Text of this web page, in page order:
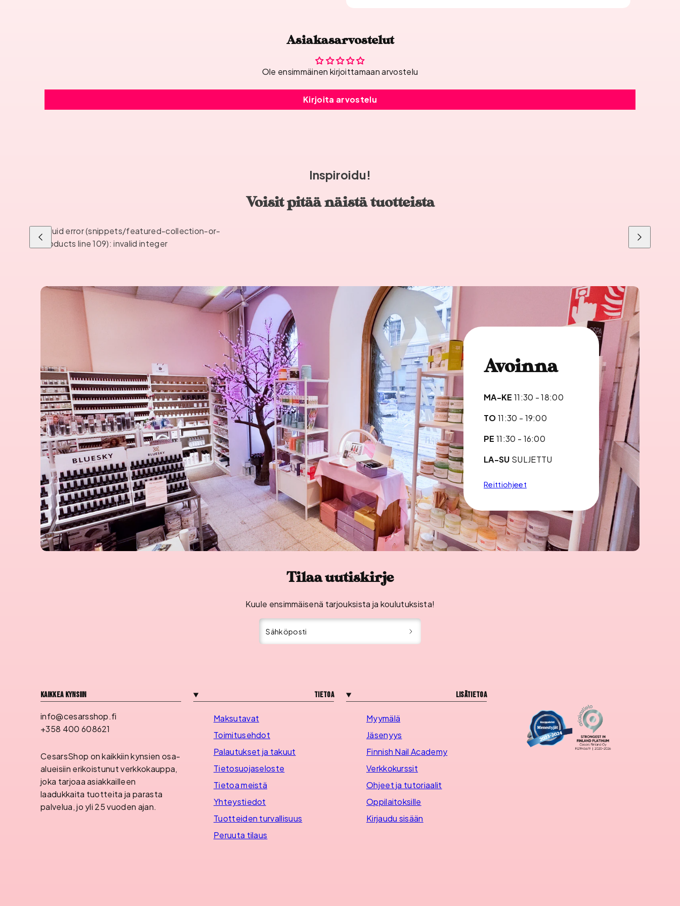
Asiakasarvostelut
Ole ensimmäinen kirjoittamaan arvostelu
Kirjoita arvostelu
Inspiroidu!
Voisit pitää näistä tuotteista
Liquid error (snippets/featured-collection-or-
products line 109): invalid integer
Liu'uta
vasemmalle
Liu'uta
oikealle
Avoinna
MA-KE 11:30 - 18:00
TO11:30 - 19:00
PE 11:30 - 16:00
LA-SU SULJETTU
Reittiohjeet
Tilaa uutiskirje
Kuule ensimmäisenä tarjouksista ja koulutuksista!
Sähköposti
Kaikkea kynsiin
info@cesarsshop.fi
+358 400 608621
CesarsShop on kaikkiin kynsien osa-
alueisiin erikoistunut verkkokauppa,
joka tarjoaa asiakkailleen
laadukkaita tuotteita ja parasta
palvelua, jo yli 25 vuoden ajan.
Tietoa
Maksutavat
Toimitusehdot
Palautukset ja takuut
Tietosuojaseloste
Tietoa meistä
Yhteystiedot
Tuotteiden turvallisuus
Peruuta tilaus
Lisätietoa
Myymälä
Jäsenyys
Finnish Nail Academy
Verkkokurssit
Ohjeet ja tutoriaalit
Oppilaitoksille
Kirjaudu sisään